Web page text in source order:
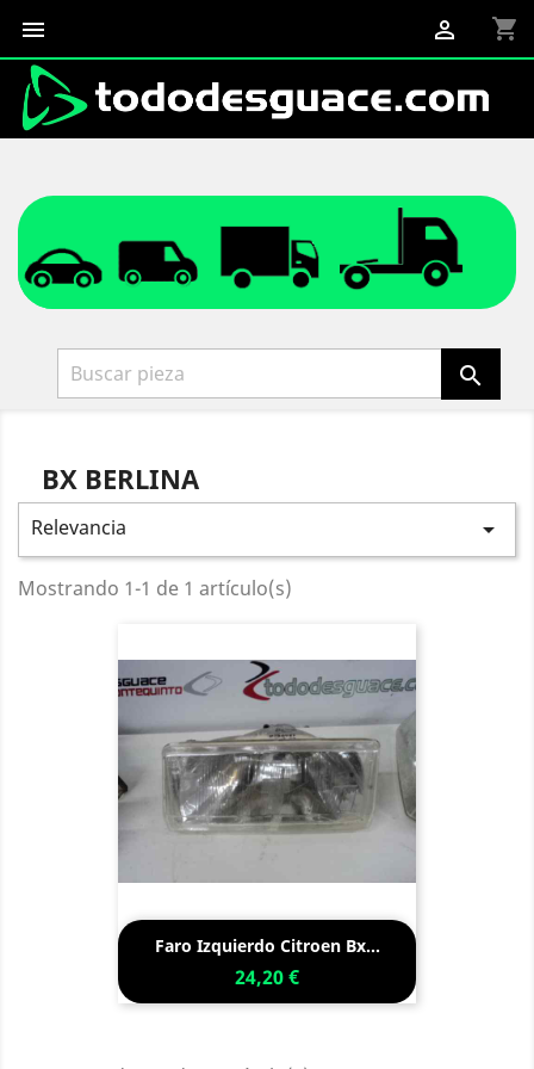
 shopping_cart


BX BERLINA
Relevancia 
Mostrando 1-1 de 1 artículo(s)
Faro Izquierdo Citroen Bx...
24,20 €